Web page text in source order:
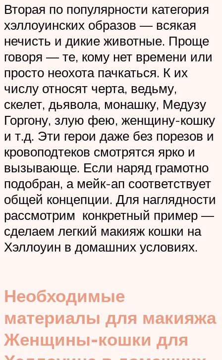
Вторая по популярности категория
хэллоуинских образов — всякая
нечисть и дикие животные. Проще
говоря — те, кому нет времени или
просто неохота пачкаться. К их
числу относят черта, ведьму,
скелет, дьявола, монашку, Медузу
Горгону, злую фею, женщину-кошку
и т.д. Эти герои даже без порезов и
кровоподтеков смотрятся ярко и
вызывающе. Если наряд грамотно
подобран, а мейк-ап соответствует
общей концепции. Для наглядности
рассмотрим конкретный пример —
сделаем легкий макияж кошки на
Хэллоуин в домашних условиях.
Необходимые
материалы для макияжа
Женщины-кошки для